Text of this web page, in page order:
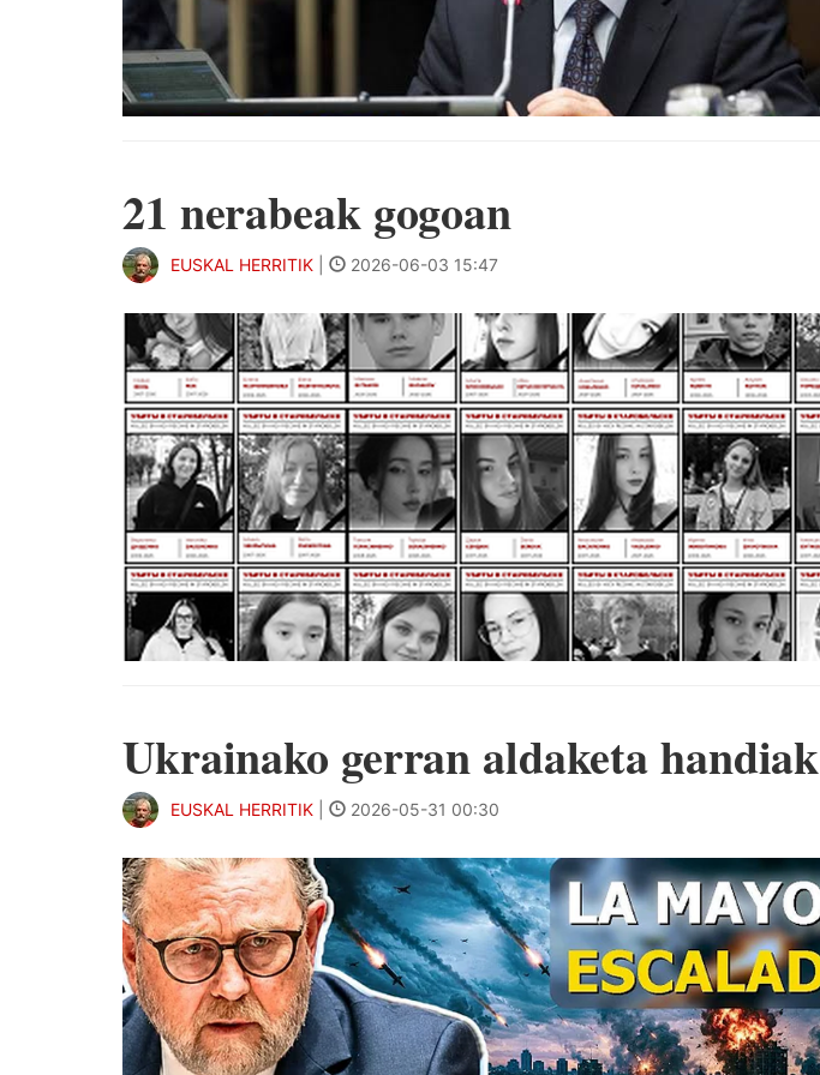
21 nerabeak gogoan
EUSKAL HERRITIK 2026-06-03 15:47
Ukrainako gerran aldaketa handiak
EUSKAL HERRITIK 2026-05-31 00:30